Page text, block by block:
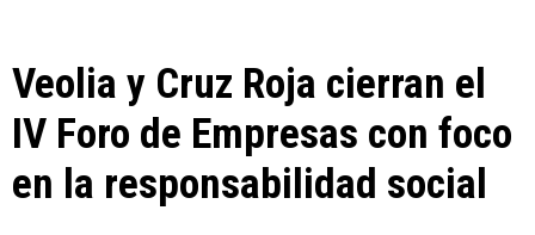
Veolia y Cruz Roja cierran el
IV Foro de Empresas con foco
en la responsabilidad social